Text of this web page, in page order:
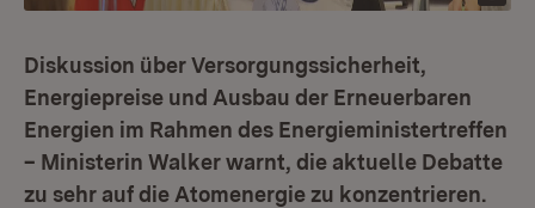
Diskussion über Versorgungssicherheit,
Energiepreise und Ausbau der Erneuerbaren
Energien im Rahmen des Energieministertreffen
– Ministerin Walker warnt, die aktuelle Debatte
zu sehr auf die Atomenergie zu konzentrieren.